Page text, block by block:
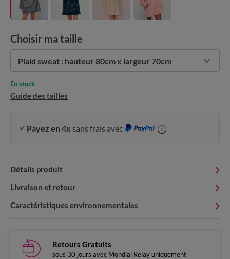
Choisir ma taille
Plaid sweat : hauteur 80cm x largeur 70cm
Guide des tailles
En stock
Payez en 4x sans frais avec i
Détails produit
Livraison et retour
Caractéristiques environnementales
Retours Gratuits
sous 30 jours avec Mondial Relay uniquement